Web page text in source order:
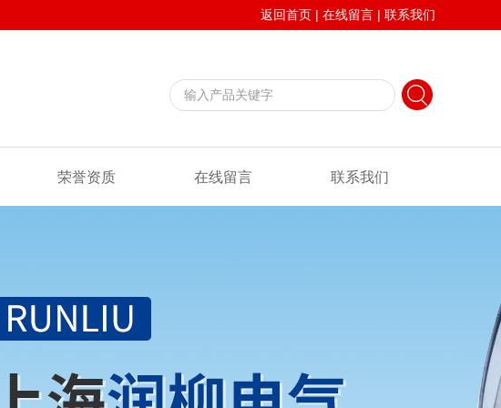
返回首页 | 在线留言 | 联系我们
荣誉资质 在线留言 联系我们